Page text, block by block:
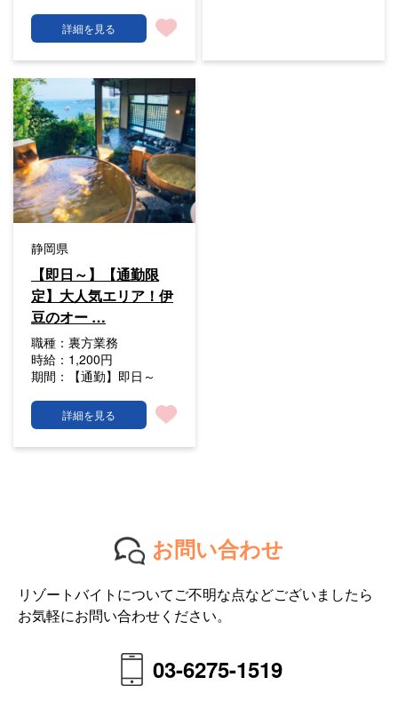
詳細を見る
静岡県
【即日～】【通勤限
定】大人気エリア！伊
豆のオー …
職種： 裏方業務
時給： 1,200円
期間：
【通勤】即日～
詳細を見る
お問い合わせ
リゾートバイトについてご不明な点などございましたら
お気軽にお問い合わせください。
03-6275-1519